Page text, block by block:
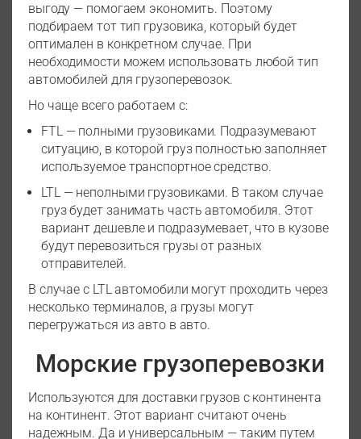
выгоду — помогаем экономить. Поэтому
подбираем тот тип грузовика, который будет
оптимален в конкретном случае. При
необходимости можем использовать любой тип
автомобилей для грузоперевозок.
Но чаще всего работаем с:
FTL — полными грузовиками. Подразумевают
ситуацию, в которой груз полностью заполняет
используемое транспортное средство.
LTL — неполными грузовиками. В таком случае
груз будет занимать часть автомобиля. Этот
вариант дешевле и подразумевает, что в кузове
будут перевозиться грузы от разных
отправителей.
В случае с LTL автомобили могут проходить через
несколько терминалов, а грузы могут
перегружаться из авто в авто.
Морские грузоперевозки
Используются для доставки грузов с континента
на континент. Этот вариант считают очень
надежным. Да и универсальным — таким путем